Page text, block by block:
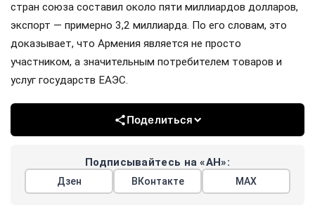
стран союза составил около пяти миллиардов долларов,
экспорт — примерно 3,2 миллиарда. По его словам, это
доказывает, что Армения является не просто
участником, а значительным потребителем товаров и
услуг государств ЕАЭС.
Поделиться
Подписывайтесь на «АН»:
Дзен ВКонтакте МАХ